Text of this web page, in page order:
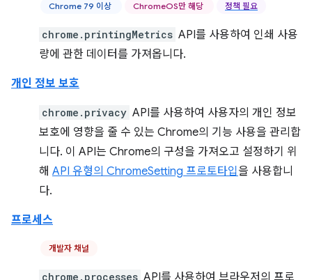
Chrome 79 이상 ChromeOS만 해당 정책 필요
chrome.printingMetrics API를 사용하여 인쇄 사용
량에 관한 데이터를 가져옵니다.
개인 정보 보호
chrome.privacy API를 사용하여 사용자의 개인 정보
보호에 영향을 줄 수 있는 Chrome의 기능 사용을 관리합
니다. 이 API는 Chrome의 구성을 가져오고 설정하기 위
해 API 유형의 ChromeSetting 프로토타입 을 사용합니
다.
프로세스
개발자 채널
chrome.processes API를 사용하여 브라우저의 프로